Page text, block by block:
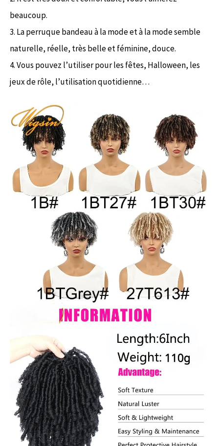
beaucoup.
3. La perruque bandeau à la mode et à la mode semble
naturelle, réelle, très belle et féminine, douce.
4. Vous pouvez l’utiliser pour les fêtes, Halloween, les
jeux de rôle, l’utilisation quotidienne…